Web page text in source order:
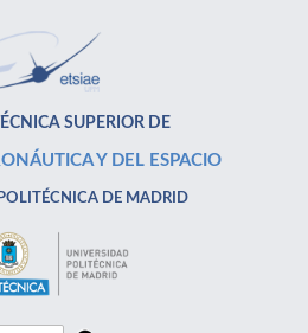
SUPERIOR DE
Y DEL ESPACIO
DE MADRID